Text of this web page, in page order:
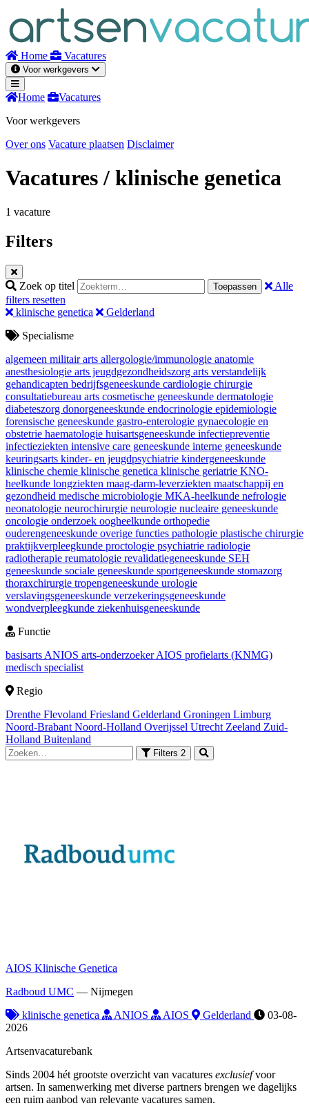
inhoud
Home Vacatures
Voor werkgevers
Home
Vacatures
Voor werkgevers
Over ons Vacature plaatsen Disclaimer
Vacatures/ klinische genetica
1 vacature
Filters
Zoek op titel Toepassen
Alle
filters resetten
klinische genetica
Gelderland
Specialisme
algemeen militair arts allergologie/immunologie anatomie
anesthesiologie arts jeugdgezondheidszorg arts verstandelijk
gehandicapten bedrijfsgeneeskunde cardiologie chirurgie
consultatiebureau arts cosmetische geneeskunde dermatologie
diabeteszorg donorgeneeskunde endocrinologie epidemiologie
forensische geneeskunde gastro-enterologie gynaecologie en
obstetrie haematologie huisartsgeneeskunde infectiepreventie
infectieziekten intensive care geneeskunde interne geneeskunde
keuringsarts kinder- en jeugdpsychiatrie kindergeneeskunde
klinische chemie klinische genetica klinische geriatrie KNO-
heelkunde longziekten maag-darm-leverziekten maatschappij en
gezondheid medische microbiologie MKA-heelkunde nefrologie
neonatologie neurochirurgie neurologie nucleaire geneeskunde
oncologie onderzoek oogheelkunde orthopedie
ouderengeneeskunde overige functies pathologie plastische chirurgie
praktijkverpleegkunde proctologie psychiatrie radiologie
radiotherapie reumatologie revalidatiegeneeskunde SEH
geneeskunde sociale geneeskunde sportgeneeskunde stomazorg
thoraxchirurgie tropengeneeskunde urologie
verslavingsgeneeskunde verzekeringsgeneeskunde
wondverpleegkunde ziekenhuisgeneeskunde
Functie
basisarts ANIOS arts-onderzoekerAIOS profielarts (KNMG)
medisch specialist
Regio
Drenthe Flevoland Friesland Gelderland Groningen Limburg
Noord-Brabant Noord-Holland Overijssel Utrecht Zeeland Zuid-
Holland Buitenland
Filters 2
AIOS Klinische Genetica
Radboud UMC — Nijmegen
klinische genetica
ANIOS AIOS Gelderland
03-08-
2026
Artsenvacaturebank
Sinds 2004 hét grootste overzicht van vacatures exclusiefvoor
artsen. In samenwerking met diverse partners brengen we dagelijks
een ruim aanbod van relevante vacatures samen.